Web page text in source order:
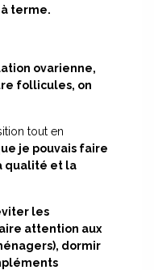
terme.
ovarienne,
follicules, on
tout en
je pouvais faire
qualité et la
les
attention aux
dormir